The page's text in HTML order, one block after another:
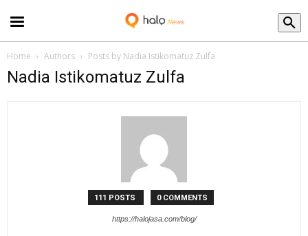
Home Authors Posts by Nadia Istikomatuz Zulfa
Nadia Istikomatuz Zulfa
111 POSTS 0 COMMENTS
https://halojasa.com/blog/